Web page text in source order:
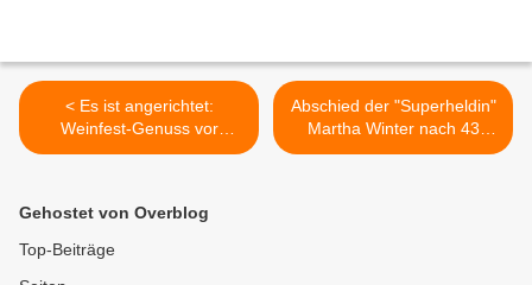
< Es ist angerichtet:
Weinfest-Genuss vor
barocker Traumkulisse: Vier
Rokokogarten
Veitshöchheim
Abschied der "Superheldin"
Martha Winter nach 43
Jahren an der Mittelschule
Gehostet von Overblog
Top-Beiträge